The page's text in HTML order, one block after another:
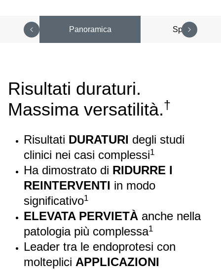
Panoramica Specifiche
Risultati duraturi.
Massima versatilità.†
Risultati DURATURI degli studi
clinici nei casi complessi1
Ha dimostrato di RIDURRE I
REINTERVENTI in modo
significativo1
ELEVATA PERVIETÀ anche nella
patologia più complessa1
Leader tra le endoprotesi con
molteplici APPLICAZIONI